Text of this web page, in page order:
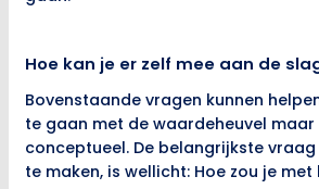
Hoe kan je er zelf mee aan de
Bovenstaande vragen kunnen
te gaan met de waardeheuvel maar
conceptueel. De belangrijkste
te maken, is wellicht: Hoe zou je